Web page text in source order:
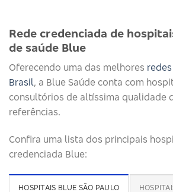
Rede credenciada de
de saúde Blue
Oferecendo uma das melhores
Brasil, a Blue Saúde conta com
consultórios de altíssima qualidade
referências.
Confira uma lista dos principais
credenciada Blue:
HOSPITAIS BLUE SÃO PAULO